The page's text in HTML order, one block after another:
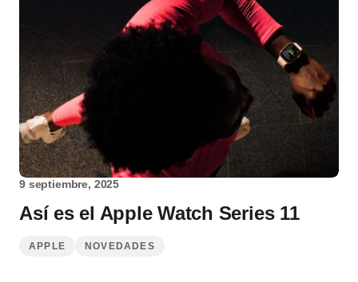
9 septiembre, 2025
Así es el Apple Watch Series 11
APPLE NOVEDADES